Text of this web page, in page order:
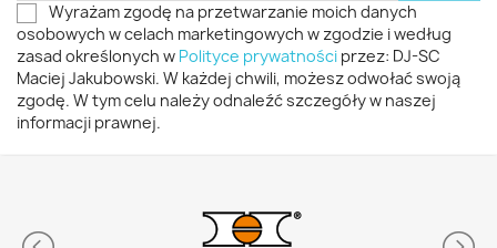
Wyrażam zgodę na przetwarzanie moich danych
osobowych w celach marketingowych w zgodzie i według
zasad określonych w Polityce prywatności przez: DJ-SC
Maciej Jakubowski. W każdej chwili, możesz odwołać swoją
zgodę. W tym celu należy odnaleźć szczegóły w naszej
informacji prawnej.